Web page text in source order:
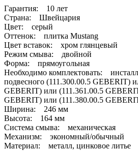
Гарантия: 10 лет
Страна: Швейцария
Цвет: серый
Оттенок: плитка Mustang
Цвет вставок: хром глянцевый
Режим смыва: двойной
Форма: прямоугольная
Необходимо комплектовать:
подвесного (111.300.00.5 GEBERIT)
GEBERIT) или (111.361.00.5
GEBERIT) или (111.380.00.5
Ширина: 246 мм
Высота: 164 мм
Система смыва: механическая
Механизм: экономный/обычный
Материал: металл, цинковое литье